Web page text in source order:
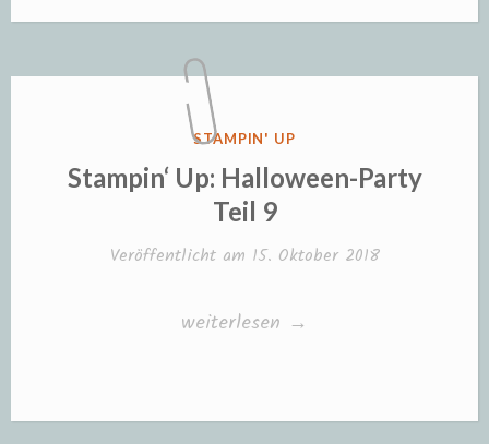
Halloween-
Party
Teil
13“VERÖFFENTLICHT
STAMPIN' UP
Stampin‘ Up: Halloween-Party
Teil 9
Veröffentlicht am 15. Oktober 2018
„Stampin‘
Party
weiterlesen →